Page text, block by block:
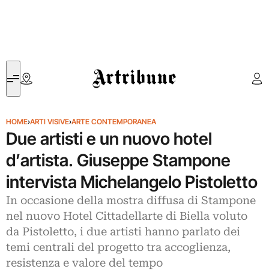
Artribune
HOME›ARTI VISIVE›ARTE CONTEMPORANEA
Due artisti e un nuovo hotel
d’artista. Giuseppe Stampone
intervista Michelangelo Pistoletto
In occasione della mostra diffusa di Stampone
nel nuovo Hotel Cittadellarte di Biella voluto
da Pistoletto, i due artisti hanno parlato dei
temi centrali del progetto tra accoglienza,
resistenza e valore del tempo